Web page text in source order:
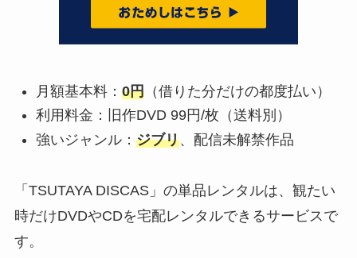
月額基本料： 0円（借りた分だけの都度払い）
利用料金：旧作DVD 99円/枚（送料別）
強いジャンル： ジブリ、配信未解禁作品
「TSUTAYA DISCAS」の単品レンタルは、観たい
時だけDVDやCDを宅配レンタルできるサービスで
す。